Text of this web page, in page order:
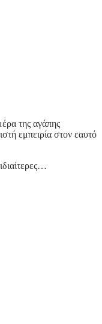
της αγάπης
εμπειρία στον εαυτό